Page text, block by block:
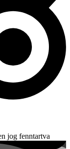
jog fenntartva